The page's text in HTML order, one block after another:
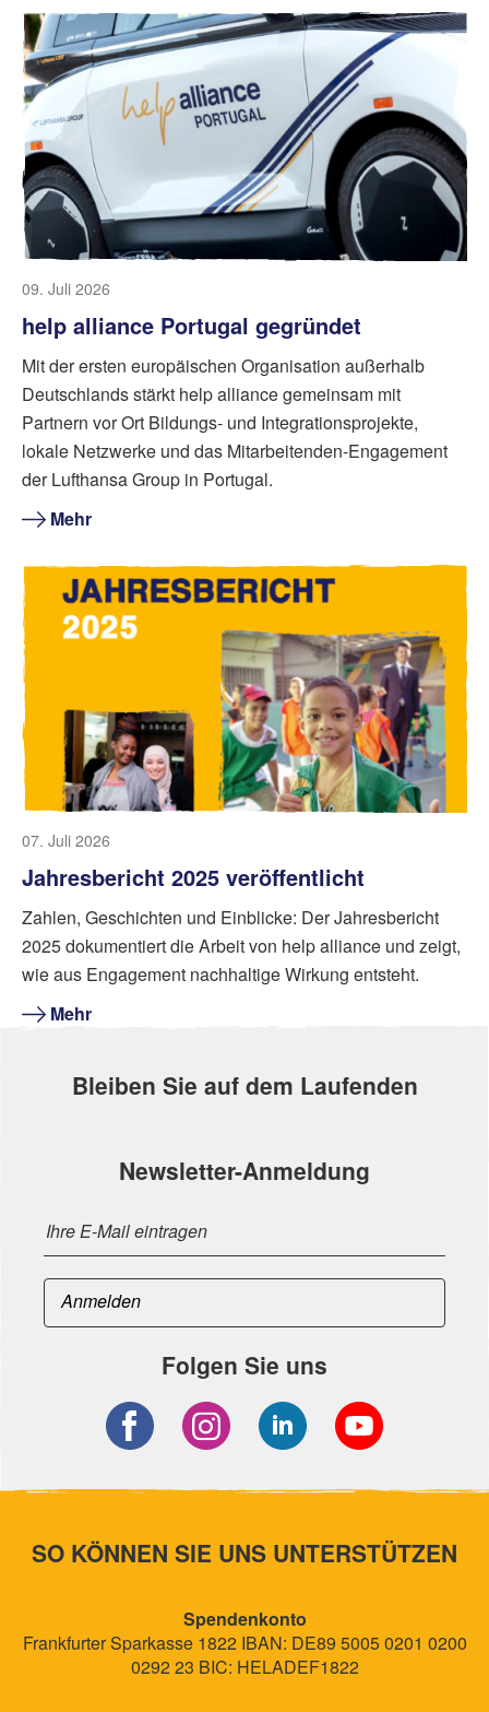
09. Juli 2026
help alliance Portugal gegründet
Mit der ersten europäischen Organisation außerhalb
Deutschlands stärkt help alliance gemeinsam mit
Partnern vor Ort Bildungs- und Integrationsprojekte,
lokale Netzwerke und das Mitarbeitenden-Engagement
der Lufthansa Group in Portugal.
Mehr
07. Juli 2026
Jahresbericht 2025 veröffentlicht
Zahlen, Geschichten und Einblicke: Der Jahresbericht
2025 dokumentiert die Arbeit von help alliance und zeigt,
wie aus Engagement nachhaltige Wirkung entsteht.
Mehr
Bleiben Sie auf dem Laufenden
Newsletter-Anmeldung
Folgen Sie uns
SO KÖNNEN SIE UNS UNTERSTÜTZEN
Spendenkonto
Frankfurter Sparkasse 1822 IBAN: DE89 5005 0201 0200
0292 23 BIC: HELADEF1822